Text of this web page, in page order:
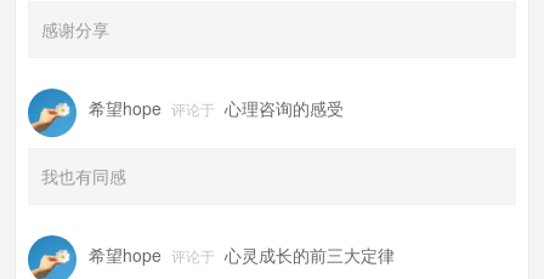
感谢分享
希望hope 评论于 心理咨询的感受
我也有同感
希望hope 评论于 心灵成长的前三大定律